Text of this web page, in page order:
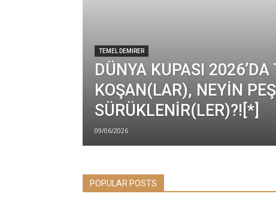
TEMEL DEMIRER
DÜNYA KUPASI
KOŞAN(LAR), NEYİN
SÜRÜKLENİR(LER)?![*]
09/06/2026
POPULAR POSTS